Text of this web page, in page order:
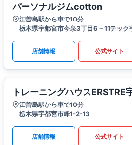
パーソナルジムcotton
江曽島駅から車で10分
栃木県宇都宮市今泉3丁目6－11テック
店舗情報 公式サイト
トレーニングハウスERSTRE
江曽島駅から車で10分
栃木県宇都宮市峰1-2-13
店舗情報 公式サイト